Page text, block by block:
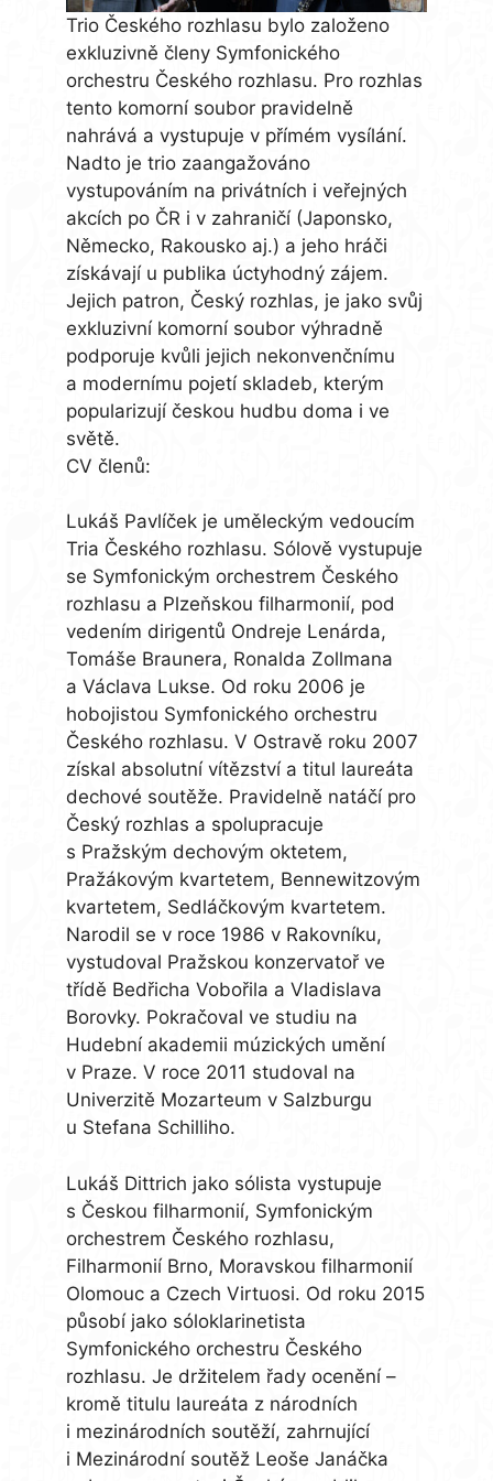
Trio Českého rozhlasu bylo založeno
exkluzivně členy Symfonického
orchestru Českého rozhlasu. Pro rozhlas
tento komorní soubor pravidelně
nahrává a vystupuje v přímém vysílání.
Nadto je trio zaangažováno
vystupováním na privátních i veřejných
akcích po ČR i v zahraničí (Japonsko,
Německo, Rakousko aj.) a jeho hráči
získávají u publika úctyhodný zájem.
Jejich patron, Český rozhlas, je jako svůj
exkluzivní komorní soubor výhradně
podporuje kvůli jejich nekonvenčnímu
a modernímu pojetí skladeb, kterým
popularizují českou hudbu doma i ve
světě.
CV členů:
Lukáš Pavlíček je uměleckým vedoucím
Tria Českého rozhlasu. Sólově vystupuje
se Symfonickým orchestrem Českého
rozhlasu a Plzeňskou filharmonií, pod
vedením dirigentů Ondreje Lenárda,
Tomáše Braunera, Ronalda Zollmana
a Václava Lukse. Od roku 2006 je
hobojistou Symfonického orchestru
Českého rozhlasu. V Ostravě roku 2007
získal absolutní vítězství a titul laureáta
dechové soutěže. Pravidelně natáčí pro
Český rozhlas a spolupracuje
s Pražským dechovým oktetem,
Pražákovým kvartetem, Bennewitzovým
kvartetem, Sedláčkovým kvartetem.
Narodil se v roce 1986 v Rakovníku,
vystudoval Pražskou konzervatoř ve
třídě Bedřicha Vobořila a Vladislava
Borovky. Pokračoval ve studiu na
Hudební akademii múzických umění
v Praze. V roce 2011 studoval na
Univerzitě Mozarteum v Salzburgu
u Stefana Schilliho.
Lukáš Dittrich jako sólista vystupuje
s Českou filharmonií, Symfonickým
orchestrem Českého rozhlasu,
Filharmonií Brno, Moravskou filharmonií
Olomouc a Czech Virtuosi. Od roku 2015
působí jako sóloklarinetista
Symfonického orchestru Českého
rozhlasu. Je držitelem řady ocenění –
kromě titulu laureáta z národních
i mezinárodních soutěží, zahrnující
i Mezinárodní soutěž Leoše Janáčka